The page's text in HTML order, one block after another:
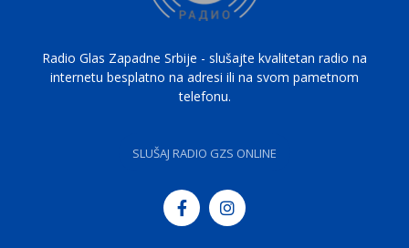
Radio Glas Zapadne Srbije - slušajte kvalitetan radio na
internetu besplatno na adresi ili na svom pametnom
telefonu.
SLUŠAJ RADIO GZS ONLINE